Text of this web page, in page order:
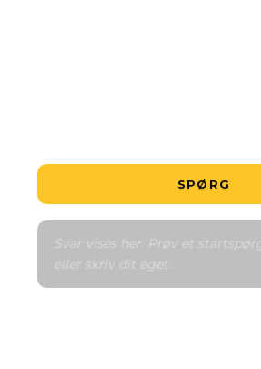
SPØRG
Svar vises her. Prøv et
eller skriv dit eget.